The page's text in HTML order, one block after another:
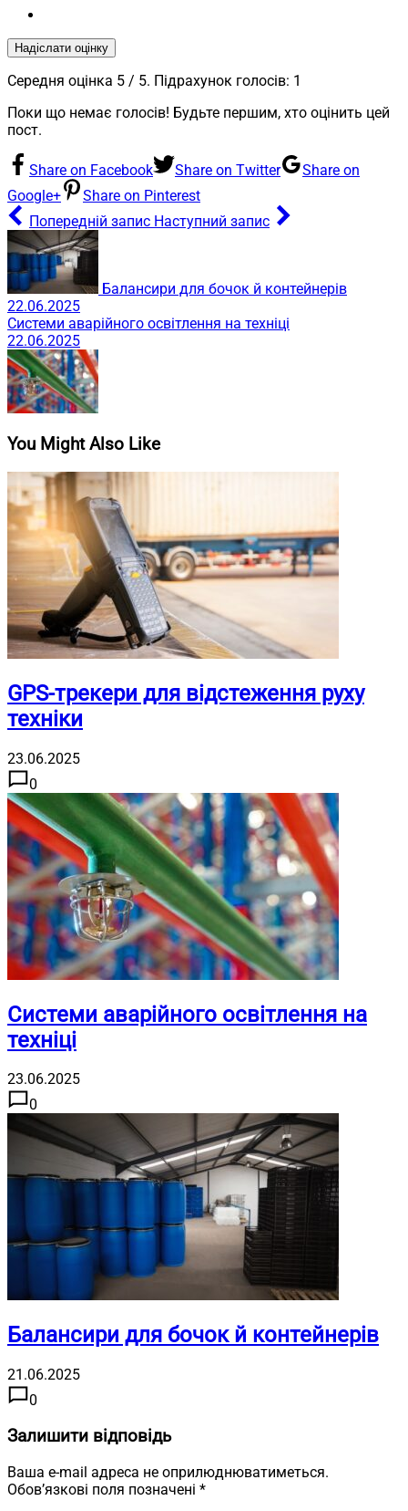
Надіслати оцінку
Середня оцінка 5 / 5. Підрахунок голосів: 1
Поки що немає голосів! Будьте першим, хто оцінить цей
пост.
Share on Facebook Share on Twitter
Share on
Google+
Share on Pinterest
Попередній запис Наступний запис
Балансири для бочок й контейнерів
22.06.2025
Системи аварійного освітлення на техніці
22.06.2025
You Might Also Like
GPS-трекери для відстеження руху
техніки
23.06.2025
0
Системи аварійного освітлення на
техніці
23.06.2025
0
Балансири для бочок й контейнерів
21.06.2025
0
Залишити відповідь
Ваша e-mail адреса не оприлюднюватиметься.
Обов’язкові поля позначені *